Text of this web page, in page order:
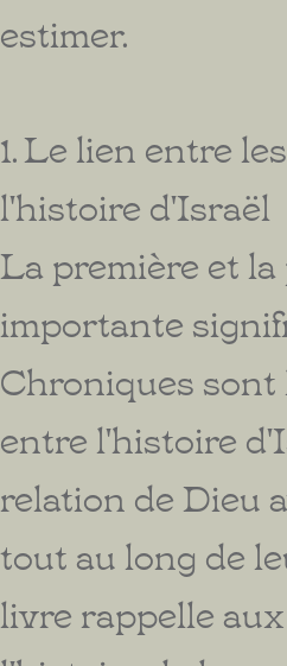
estimer.
1. Le lien entre
l'histoire d'Israël
La première et
importante
Chroniques
entre l'histoire
relation de Dieu
tout au long de
livre rappelle